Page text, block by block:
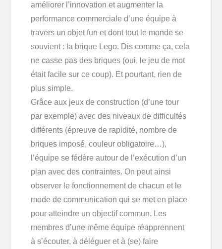
améliorer l’innovation et augmenter la
performance commerciale d’une équipe à
travers un objet fun et dont tout le monde se
souvient : la brique Lego. Dis comme ça, cela
ne casse pas des briques (oui, le jeu de mot
était facile sur ce coup). Et pourtant, rien de
plus simple.
Grâce aux jeux de construction (d’une tour
par exemple) avec des niveaux de difficultés
différents (épreuve de rapidité, nombre de
briques imposé, couleur obligatoire…),
l’équipe se fédère autour de l’exécution d’un
plan avec des contraintes. On peut ainsi
observer le fonctionnement de chacun et le
mode de communication qui se met en place
pour atteindre un objectif commun. Les
membres d’une même équipe réapprennent
à s’écouter, à déléguer et à (se) faire